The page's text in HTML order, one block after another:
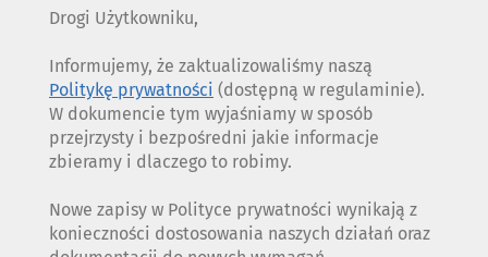
Drogi Użytkowniku,
Informujemy, że zaktualizowaliśmy naszą
Politykę prywatności (dostępną w regulaminie).
W dokumencie tym wyjaśniamy w sposób
przejrzysty i bezpośredni jakie informacje
zbieramy i dlaczego to robimy.
Nowe zapisy w Polityce prywatności wynikają z
konieczności dostosowania naszych działań oraz